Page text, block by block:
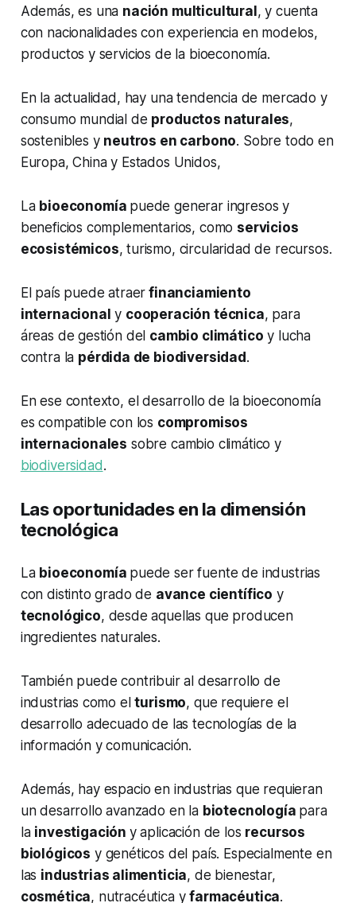
Además, es una nación multicultural , y cuenta
con nacionalidades con experiencia en modelos,
productos y servicios de la bioeconomía.
En la actualidad, hay una tendencia de mercado y
consumo mundial de productos naturales,
sostenibles y neutros en carbono. Sobre todo en
Europa, China y Estados Unidos,
La bioeconomía puede generar ingresos y
beneficios complementarios, como servicios
ecosistémicos, turismo, circularidad de recursos.
El país puede atraer financiamiento
internacional y cooperación técnica, para
áreas de gestión del cambio climático y lucha
contra la pérdida de biodiversidad .
En ese contexto, el desarrollo de la bioeconomía
es compatible con los compromisos
internacionales sobre cambio climático y
biodiversidad .
Las oportunidades en la dimensión
tecnológica
La bioeconomía puede ser fuente de industrias
con distinto grado de avance científico y
tecnológico, desde aquellas que producen
ingredientes naturales.
También puede contribuir al desarrollo de
industrias como elturismo, que requiere el
desarrollo adecuado de las tecnologías de la
información y comunicación.
Además, hay espacio en industrias que requieran
un desarrollo avanzado en la biotecnología para
la investigación y aplicación de los recursos
biológicos y genéticos del país. Especialmente en
las industrias alimenticia, de bienestar,
cosmética, nutracéutica yfarmacéutica.